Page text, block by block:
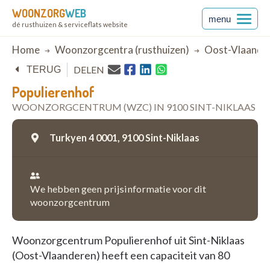
WOONZORGWEB
dé rusthuizen & serviceflats website
menu
Breadcrumb
Home Woonzorgcentra (rusthuizen) Oost-
Populierenhof
WOONZORGCENTRUM (WZC) IN 9100 SINT-NIKLAAS
TERUG DELEN
Turkyen 4 0001, 9100 Sint-Niklaas
We hebben geen prijsinformatie voor dit
woonzorgcentrum
Woonzorgcentrum Populierenhof uit Sint-Niklaas
(Oost-Vlaanderen) heeft een capaciteit van 80